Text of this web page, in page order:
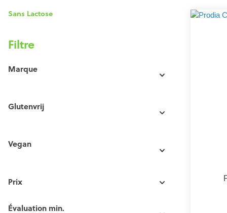
Sans Lactose
Filtre
Marque
Glutenvrij
Vegan
Prix
Évaluation min.